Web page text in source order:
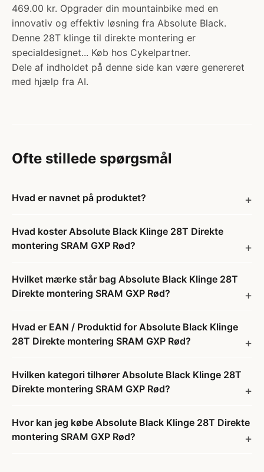
469.00 kr. Opgrader din mountainbike med en
innovativ og effektiv løsning fra Absolute Black.
Denne 28T klinge til direkte montering er
specialdesignet... Køb hos Cykelpartner.
Dele af indholdet på denne side kan være genereret
med hjælp fra AI.
Ofte stillede spørgsmål
Hvad er navnet på produktet?
Hvad koster Absolute Black Klinge 28T Direkte
montering SRAM GXP Rød?
Hvilket mærke står bag Absolute Black Klinge 28T
Direkte montering SRAM GXP Rød?
Hvad er EAN / Produktid for Absolute Black Klinge
28T Direkte montering SRAM GXP Rød?
Hvilken kategori tilhører Absolute Black Klinge 28T
Direkte montering SRAM GXP Rød?
Hvor kan jeg købe Absolute Black Klinge 28T Direkte
montering SRAM GXP Rød?